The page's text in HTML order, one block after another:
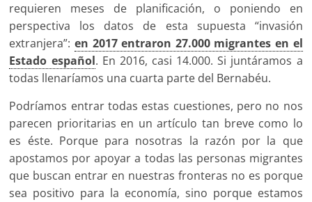
requieren meses de planificación, o poniendo en
perspectiva los datos de esta supuesta “invasión
extranjera”:en 2017 entraron 27.000 migrantes en el
Estado español. En 2016, casi 14.000. Si juntáramos a
todas llenaríamos una cuarta parte del Bernabéu.
Podríamos entrar todas estas cuestiones, pero no nos
parecen prioritarias en un artículo tan breve como lo
es éste. Porque para nosotras la razón por la que
apostamos por apoyar a todas las personas migrantes
que buscan entrar en nuestras fronteras no es porque
sea positivo para la economía, sino porque estamos